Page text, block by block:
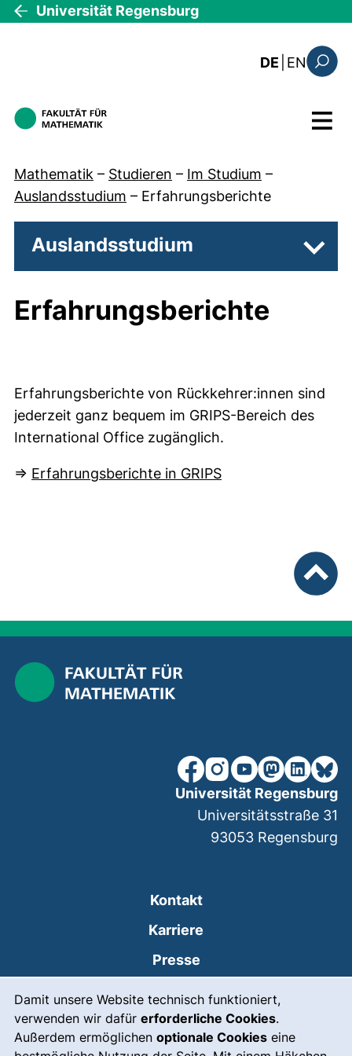
Direkt zum Inhalt
Damit unsere Website technisch funktioniert,
verwenden wir dafür erforderliche Cookies.
Außerdem ermöglichen optionale Cookies eine
Universität Regensburg
DE EN: this
Menü
Mathematik – Studieren – Im Studium –
Auslandsstudium – Erfahrungsberichte
Auslandsstudium
Erfahrungsberichte
Erfahrungsberichte von Rückkehrer:innen sind
jederzeit ganz bequem im GRIPS-Bereich des
International Office zugänglich.
⇒ Erfahrungsberichte in GRIPS(externer Link,
unsere Facebook-Seite
unsere Instagram-
unsere YouTube-
unsereunsere
Kontakt
Karriere
Presse
Leichte Sprache
Gebärdensprache
Universität Regensburg
Universitätsstraße 31
93053 Regensburg